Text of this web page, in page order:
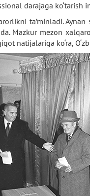
darajaga ko‘tarish
ta’minladi.
Mazkur mezon
natijalariga ko‘ra,